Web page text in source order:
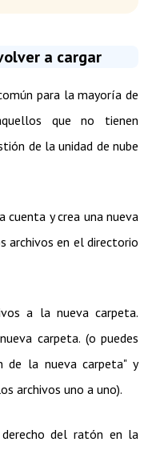
a cargar
para la mayoría de
que no tienen
de la unidad de nube
cuenta y crea una nueva
archivos en el directorio
a la nueva carpeta.
carpeta. (o puedes
de la nueva carpeta" y
archivos uno a uno).
del ratón en la